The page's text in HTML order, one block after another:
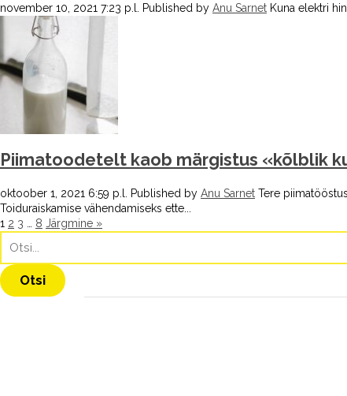
november 10, 2021 7:23 p.l. Published by Anu Sarnet Kuna elektri
Piimatoodetelt kaob märgistus «kõlblik
oktoober 1, 2021 6:59 p.l. Published by Anu Sarnet Tere
Toiduraiskamise vähendamiseks ette...
1 2 3 8 Järgmine »
Otsi